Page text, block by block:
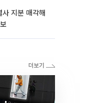
지분 매각해